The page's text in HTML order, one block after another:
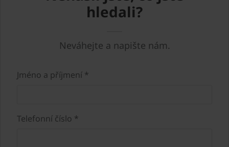
hledali?
Neváhejte a napište nám.
Jméno a příjmení *
Telefonní číslo *